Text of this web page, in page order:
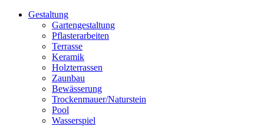
Gestaltung
Gartengestaltung
Pflasterarbeiten
Terrasse
Keramik
Holzterrassen
Zaunbau
Bewässerung
Trockenmauer/Naturstein
Pool
Wasserspiel